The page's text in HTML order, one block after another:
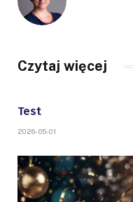
Czytaj więcej
Test
2026-05-01